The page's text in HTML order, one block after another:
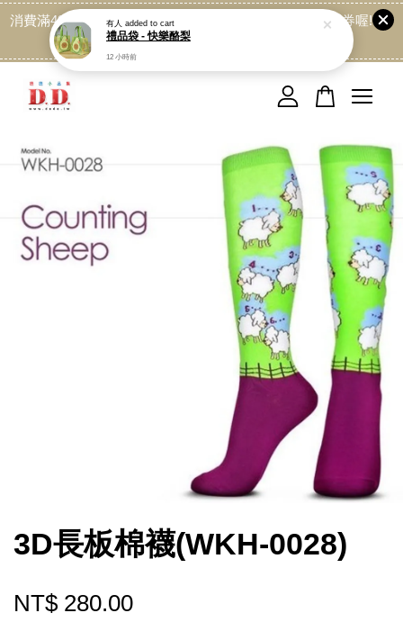
消費滿499免運喔, 記得加LINE:@dede168 領取專屬折扣券喔!
點我
3D長板棉襪(WKH-0028)
NT$ 280.00
您的購物車目前還是空的。